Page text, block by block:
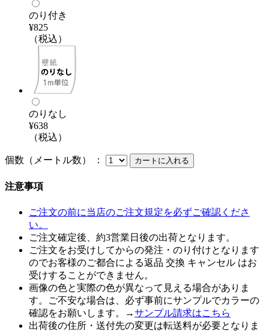
のり付き
¥825
（税込）
のりなし
¥638
（税込）
個数（メートル数） ：
注意事項
ご注文の前に当店のご注文規定を必ずご確認くださ
い。
ご注文確定後、約3営業日後の出荷となります。
ご注文をお受けしてからの発注・のり付けとなります
のでお客様のご都合による返品 交換 キャンセル はお
受けすることができません。
画像の色と実際の色が異なって見える場合がありま
す。ご不安な場合は、必ず事前にサンプルでカラーの
確認をお願いします。→サンプル請求はこちら
出荷後の住所・送付先の変更は転送料が必要となりま